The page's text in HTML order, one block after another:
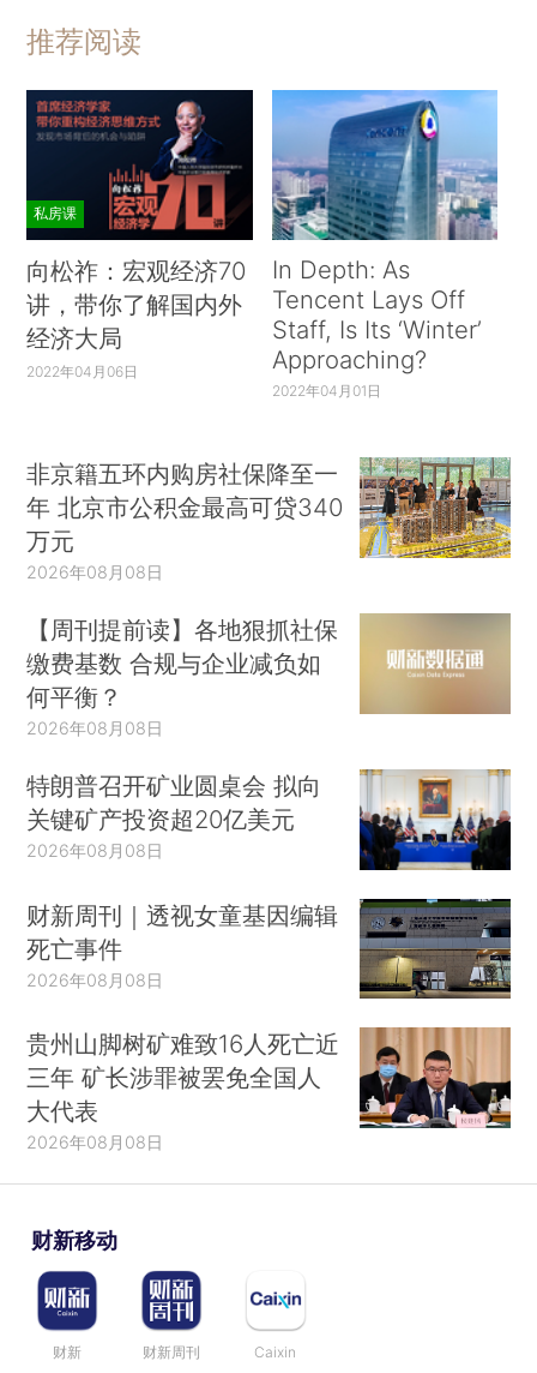
推荐阅读
私房课
向松祚：宏观经济70
讲，带你了解国内外
经济大局
2022年04月06日
In Depth: As
Tencent Lays Off
Staff, Is Its ‘Winter’
Approaching?
2022年04月01日
非京籍五环内购房社保降至一
年 北京市公积金最高可贷340
万元
2026年08月08日
【周刊提前读】各地狠抓社保
缴费基数 合规与企业减负如
何平衡？
2026年08月08日
特朗普召开矿业圆桌会 拟向
关键矿产投资超20亿美元
2026年08月08日
财新周刊｜透视女童基因编辑
死亡事件
2026年08月08日
贵州山脚树矿难致16人死亡近
三年 矿长涉罪被罢免全国人
大代表
2026年08月08日
财新移动
财新 财新周刊 Caixin